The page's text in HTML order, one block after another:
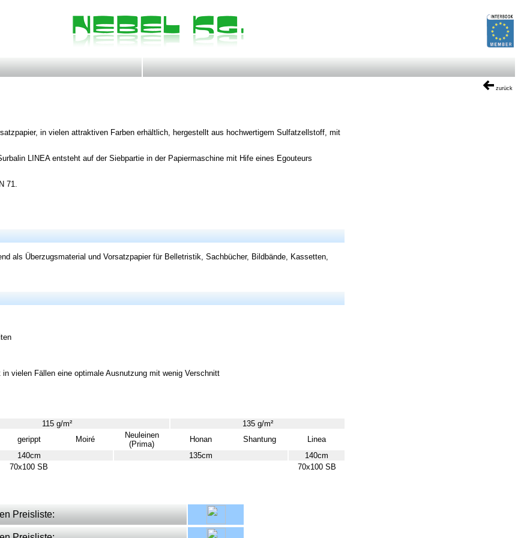
zurück
in vielen attraktiven Farben erhältlich, hergestellt aus hochwertigem Sulfatzellstoff, mit
LINEA entsteht auf der Siebpartie in der Papiermaschine mit Hife eines Egouteurs
71.
als Überzugsmaterial und Vorsatzpapier für Belletristik, Sachbücher, Bildbände, Kassetten,
vielen Fällen eine optimale Ausnutzung mit wenig Verschnitt
115 g/m²
135 g/m²
gerippt Moiré
Neuleinen
(Prima)
Honan Shantung
Linea
140cm 135cm
140cm
70x100 SB 70x100 SB
Preisliste: